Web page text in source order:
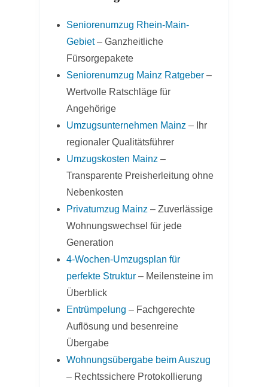
Seniorenumzug Rhein-Main-
Gebiet– Ganzheitliche
Fürsorgepakete
Seniorenumzug Mainz Ratgeber–
Wertvolle Ratschläge für
Angehörige
Umzugsunternehmen Mainz – Ihr
regionaler Qualitätsführer
Umzugskosten Mainz –
Transparente Preisherleitung ohne
Nebenkosten
Privatumzug Mainz – Zuverlässige
Wohnungswechsel für jede
Generation
4-Wochen-Umzugsplan für
perfekte Struktur– Meilensteine im
Überblick
Entrümpelung – Fachgerechte
Auflösung und besenreine
Übergabe
Wohnungsübergabe beim Auszug
– Rechtssichere Protokollierung